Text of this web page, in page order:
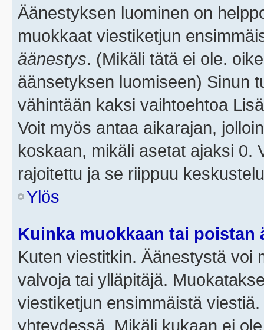
Äänestyksen luominen on
muokkaat viestiketjun
äänestys. (Mikäli tätä ei ole.
äänsetyksen luomiseen) Sinun
vähintään kaksi vaihtoehtoa
Voit myös antaa aikarajan,
koskaan, mikäli asetat ajaksi 0.
rajoitettu ja se riippuu
Ylös
Kuinka muokkaan tai poistan
Kuten viestitkin. Äänestystä voi
valvoja tai ylläpitäjä.
viestiketjun ensimmäistä
yhteydessä. Mikäli kukaan ei